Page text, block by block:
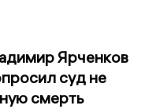
Ярченков
суд не
смерть